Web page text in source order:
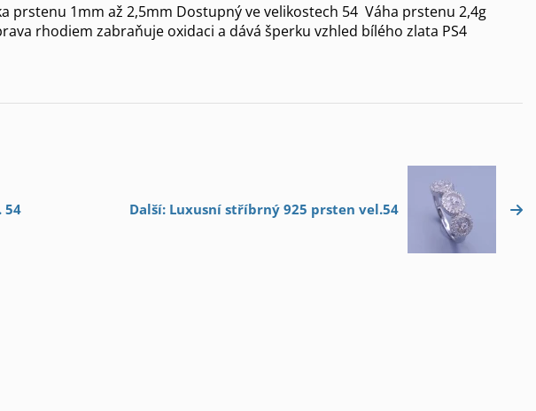
prstenu 1mm až 2,5mm Dostupný ve velikostech 54 Váha prstenu 2,4g
rhodiem zabraňuje oxidaci a dává šperku vzhled bílého zlata PS4
54 Další: Luxusní stříbrný 925 prsten vel.54